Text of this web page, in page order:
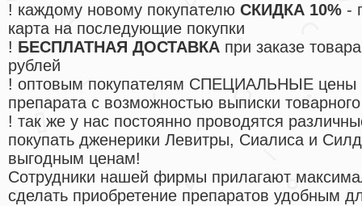
! каждому новому покупателю СКИДКА 10% -
карта на последующие покупки
! БЕСПЛАТНАЯ ДОСТАВКА при заказе
рублей
! оптовым покупателям СПЕЦИАЛЬНЫЕ цены
препарата с возможностью выписки
! так же у нас постоянно проводятся
покупать дженерики Левитры, Сиалиса и
выгодным ценам!
Cотрудники нашей фирмы прилагают
сделать приобретение препаратов удобным